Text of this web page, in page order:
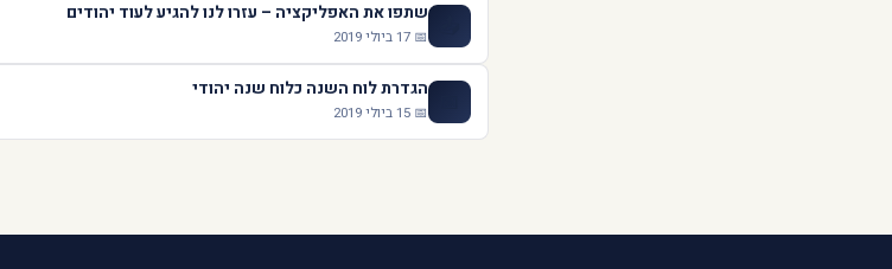
שתפו את האפליקציה – עזרו לנו להגיע לעוד יהודים
📅 17 ביולי 2019
הגדרת לוח השנה כלוח שנה יהודי
📅 15 ביולי 2019